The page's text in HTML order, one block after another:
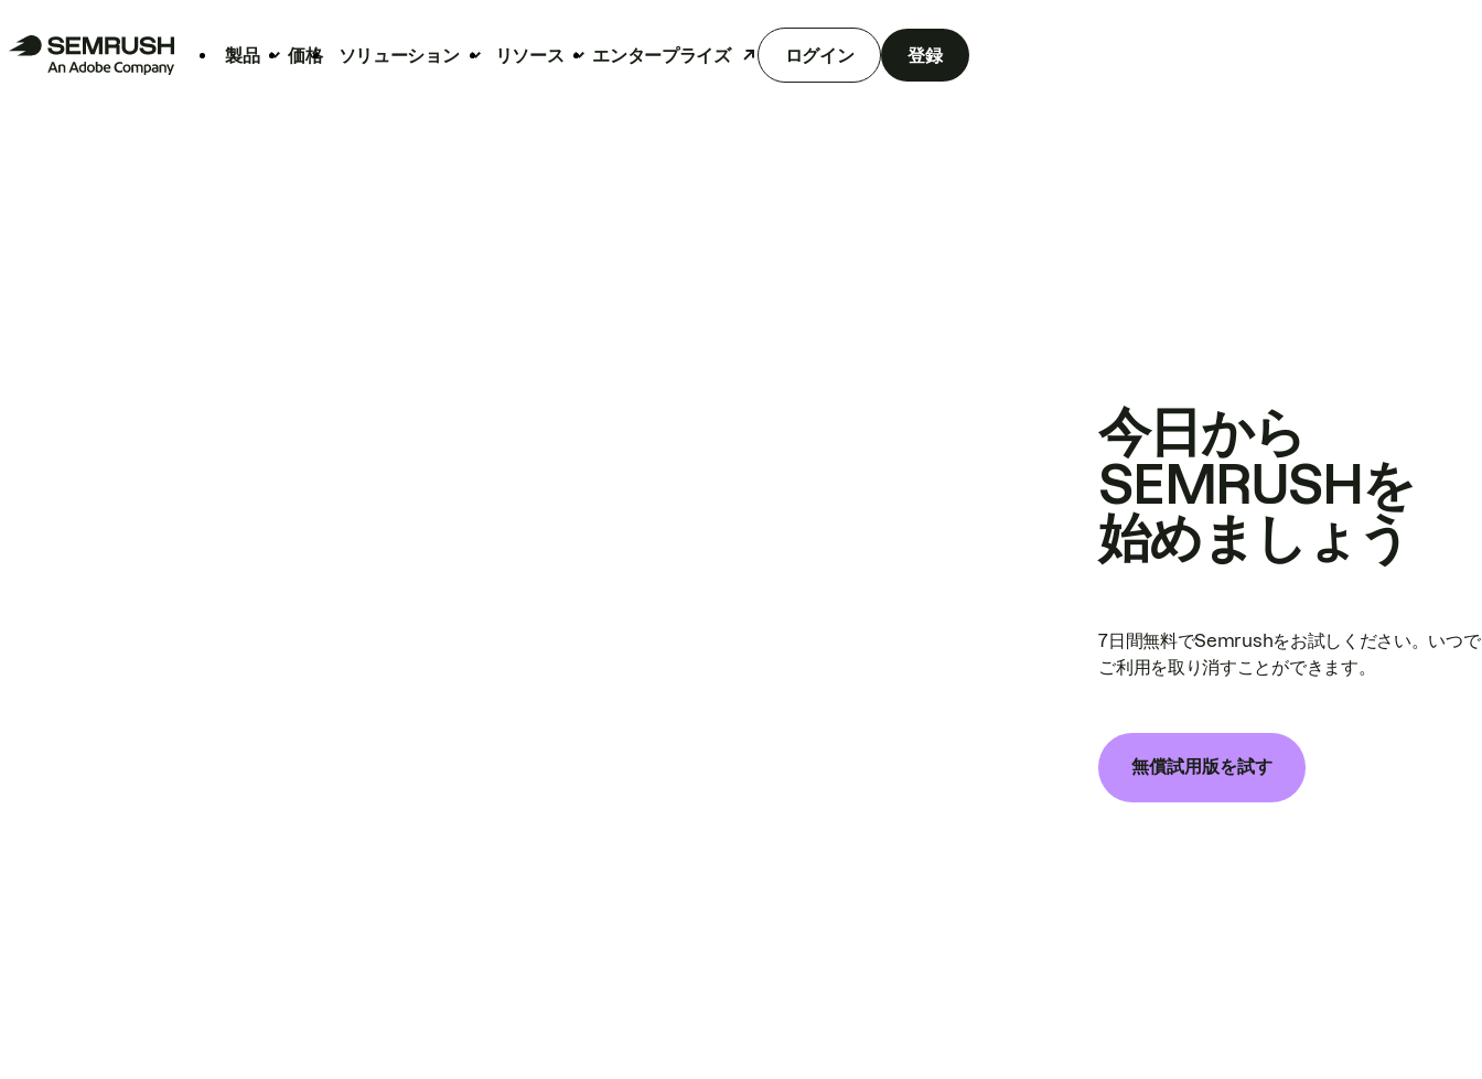
製品 価格 ソリューション リソース エンタープライズ ログイン 登録
今日から
SEMRUSHを
始めましょう
7日間無料でSemrushをお試しください。いつ
ご利用を取り消すことができます。
無償試用版を試す